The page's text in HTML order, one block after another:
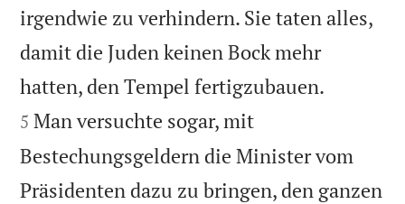
irgendwie zu verhindern. Sie taten alles,
damit die Juden keinen Bock mehr
hatten, den Tempel fertigzubauen.
5 Man versuchte sogar, mit
Bestechungsgeldern die Minister vom
Präsidenten dazu zu bringen, den ganzen